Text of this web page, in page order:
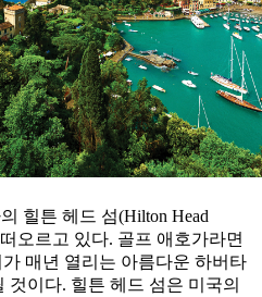
힐튼 헤드 섬(Hilton Head
오르고 있다. 골프 애호가라면
매년 열리는 아름다운 하버타
이다. 힐튼 헤드 섬은 미국의